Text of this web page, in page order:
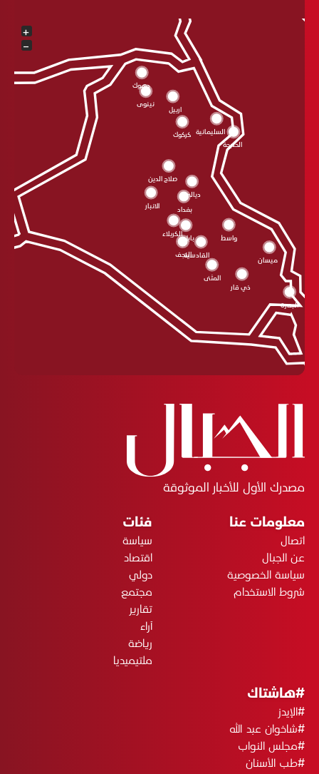
بابل
الحلبجة
السليمانية كركوك
اربيل
دهوك
نينوى
الانبار
النجف
الکربلاء
بغداد
القادسية
المثنى
ذي قار
البصرة
ميسان
واسط
ديالى
صلاح الدين
+
−
مصدرك الأول للأخبار الموثوقة
معلومات عنا
اتصال
عن الجبال
سياسة الخصوصية
شروط الاستخدام
فئات
سياسة
اقتصاد
دولي
مجتمع
تقارير
آراء
رياضة
ملتيميديا
#هاشتاك
#الإيدز
#شاخوان عبد الله
#مجلس النواب
#طب الأسنان